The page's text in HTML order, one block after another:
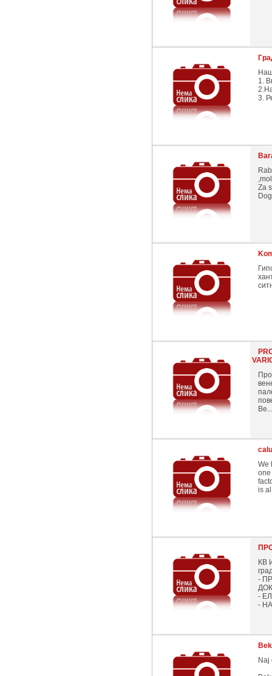
1.
3.
Za
Ве...
We
one
is
КВ
-
-
-
Naj